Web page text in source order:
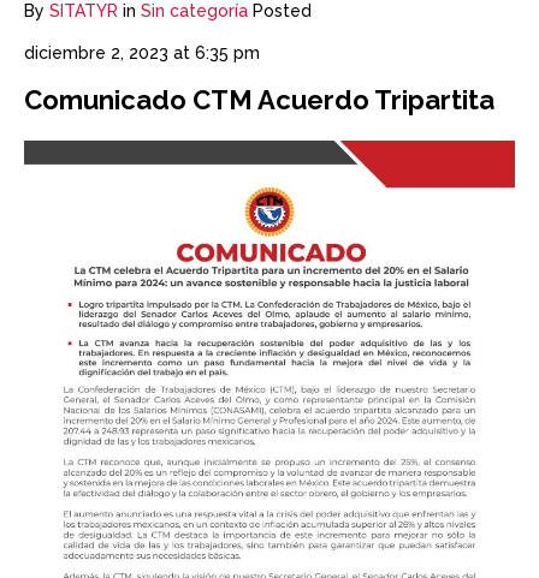
By SITATYR in Sin categoría Posted
diciembre 2, 2023 at 6:35 pm
Comunicado CTM Acuerdo Tripartita